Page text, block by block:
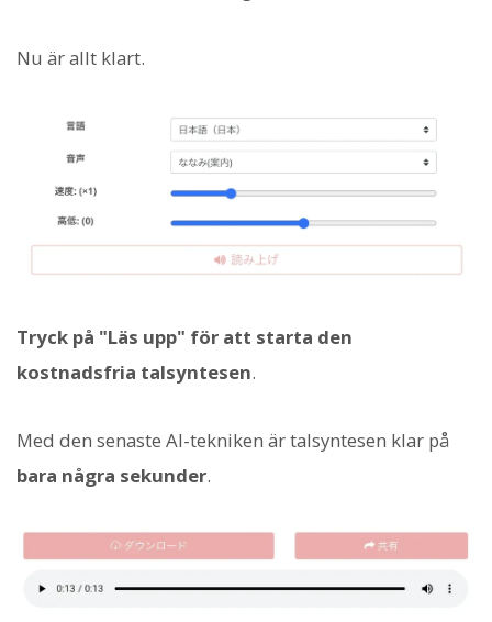
Nu är allt klart.
Tryck på "Läs upp" för att starta den
kostnadsfria talsyntesen.
Med den senaste AI-tekniken är talsyntesen klar på
bara några sekunder.